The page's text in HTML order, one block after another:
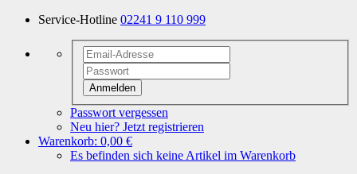
Service-Hotline 02241 9 110 999
Anmelden
Passwort vergessen
Neu hier? Jetzt registrieren
Warenkorb: 0,00 €
Es befinden sich keine Artikel im Warenkorb